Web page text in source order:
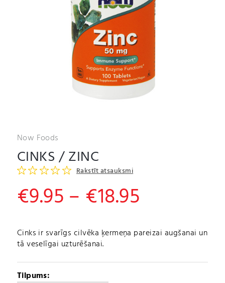
Now Foods
CINKS / ZINC
Rakstīt atsauksmi
€9.95 – €18.95
€9.95
through
Cinks ir svarīgs cilvēka ķermeņa pareizai augšanai un
tā veselīgai uzturēšanai.
Tilpums: